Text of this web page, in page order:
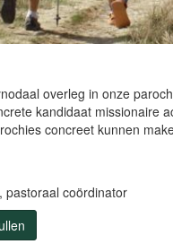
overleg in onze
kandidaat missionaire
concreet kunnen
pastoraal coördinator